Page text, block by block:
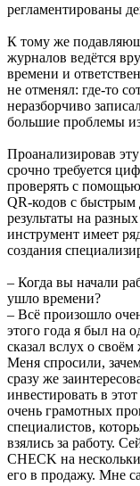
регламентированы
К тому же
журналов ведётся
времени и
не отменял: где-то
неразборчиво
большие проблемы
Проанализировав
срочно требуется
проверять с
QR-кодов с быстрым
результаты на
инструмент имеет
создания
– Когда вы начали
ушло времени?
– Всё произошло
этого года я был на
сказал вслух о
Меня спросили,
сразу же
инвестировать в
очень грамотных
специалистов,
взялись за работу.
CHECK на
его в продажу. Мне